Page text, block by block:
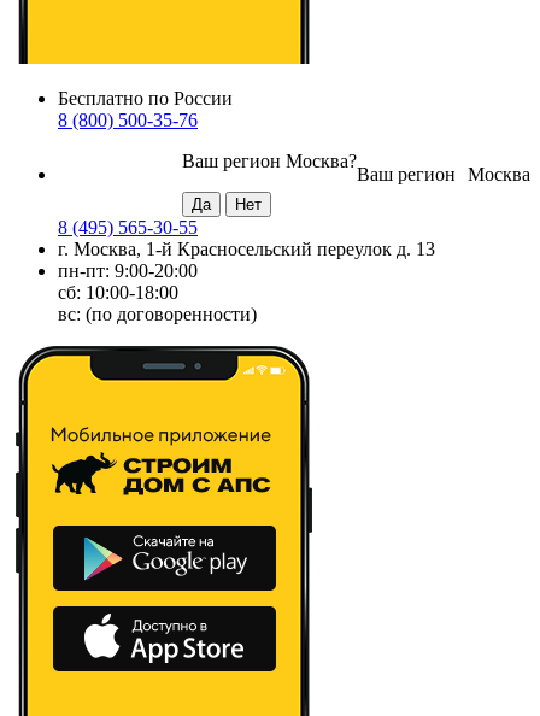
Бесплатно по России
8 (800) 500-35-76
Москва
Ваш регион
Ваш регион Москва?
8 (495) 565-30-55
г. Москва, 1-й Красносельский переулок д. 13
пн-пт: 9:00-20:00
сб: 10:00-18:00
вс: (по договоренности)